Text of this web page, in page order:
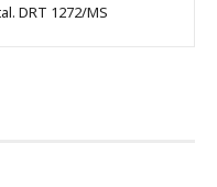
DRT 1272/MS